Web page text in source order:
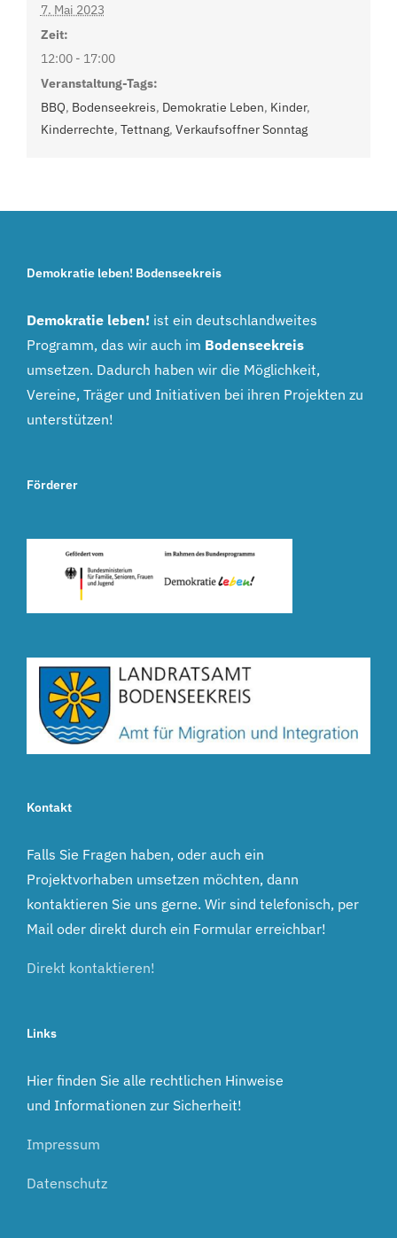
7. Mai 2023
Zeit:
12:00 - 17:00
Veranstaltung-Tags:
BBQ, Bodenseekreis, Demokratie Leben, Kinder,
Kinderrechte, Tettnang, Verkaufsoffner Sonntag
Demokratie leben! Bodenseekreis
Demokratie leben! ist ein deutschlandweites
Programm, das wir auch im Bodenseekreis
umsetzen. Dadurch haben wir die Möglichkeit,
Vereine, Träger und Initiativen bei ihren Projekten zu
unterstützen!
Förderer
Kontakt
Falls Sie Fragen haben, oder auch ein
Projektvorhaben umsetzen möchten, dann
kontaktieren Sie uns gerne. Wir sind telefonisch, per
Mail oder direkt durch ein Formular erreichbar!
Direkt kontaktieren!
Links
Hier finden Sie alle rechtlichen Hinweise
und Informationen zur Sicherheit!
Impressum
Datenschutz